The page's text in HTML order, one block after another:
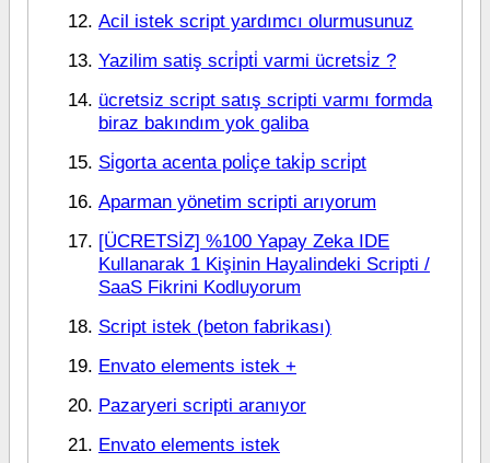
Acil istek script yardımcı olurmusunuz
Yazilim satiş scri̇pti̇ varmi ücretsi̇z ?
ücretsiz script satış scripti varmı formda
biraz bakındım yok galiba
Si̇gorta acenta poli̇çe taki̇p scri̇pt
Aparman yönetim scripti arıyorum
[ÜCRETSİZ] %100 Yapay Zeka IDE
Kullanarak 1 Kişinin Hayalindeki Scripti /
SaaS Fikrini Kodluyorum
Script istek (beton fabrikası)
Envato elements istek +
Pazaryeri scripti aranıyor
Envato elements istek